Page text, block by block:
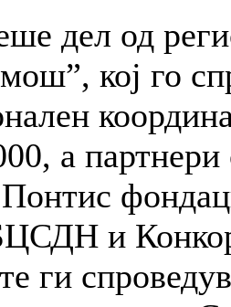
дел од
кој го
а
Понтис
и
ги